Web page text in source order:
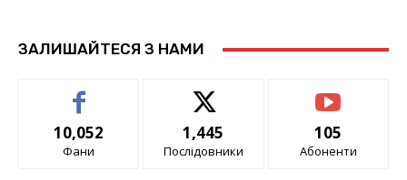
ЗАЛИШАЙТЕСЯ З НАМИ
10,052
Фани
1,445
Послідовники
105
Абоненти